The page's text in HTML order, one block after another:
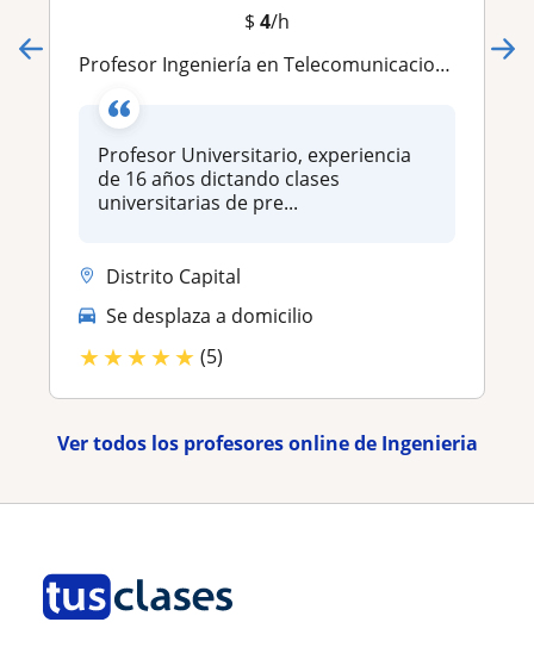
$ 4/h
Profesor Ingeniería en Telecomunicaciones
Profesor Universitario, experiencia
de 16 años dictando clases
universitarias de pre...
Distrito Capital
Se desplaza a domicilio
★★★★★ (5)
Ver todos los profesores online de Ingenieria